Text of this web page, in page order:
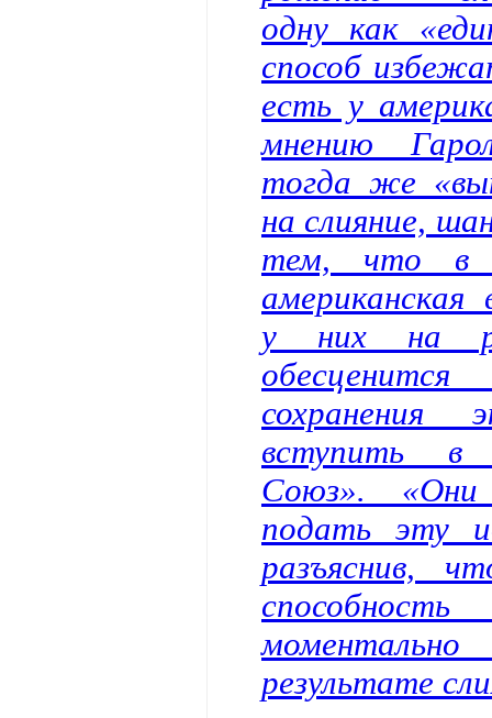
одну как
способ
есть у
мнению
тогда же
на слияние,
тем, что в
американская
у них на
сохранения
вступить в
Союз». «Они
подать эту
разъяснив,
результате